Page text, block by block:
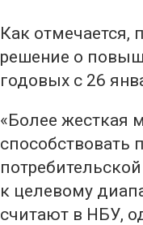
Как отмечается,
решение о
годовых с 26
«Более жесткая
способствовать
к целевому
считают в НБУ,